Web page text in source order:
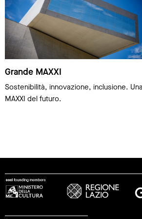
Grande MAXXI
Sostenibilità, innovazione, inclusione.
MAXXI del futuro.